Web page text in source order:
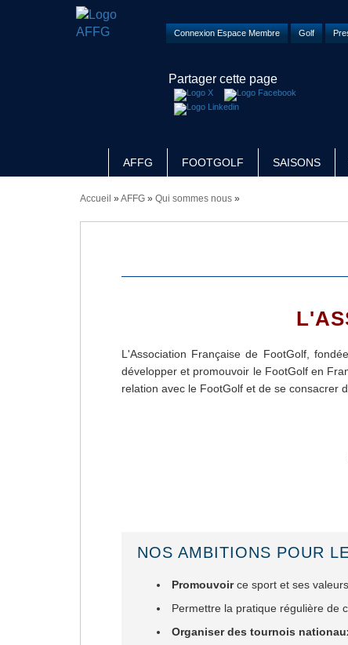
Connexion Espace Membre Golf
Partager cette page
AFFG FOOTGOLF SAISONS
Accueil »AFFG » Qui sommes nous »
L'Association Française de FootGolf,
développer et promouvoir le FootGolf en
relation avec le FootGolf et de se consacrer
NOS AMBITIONS POUR
Promouvoirce sport et ses
Permettre la pratique régulière de
Organiser des tournois